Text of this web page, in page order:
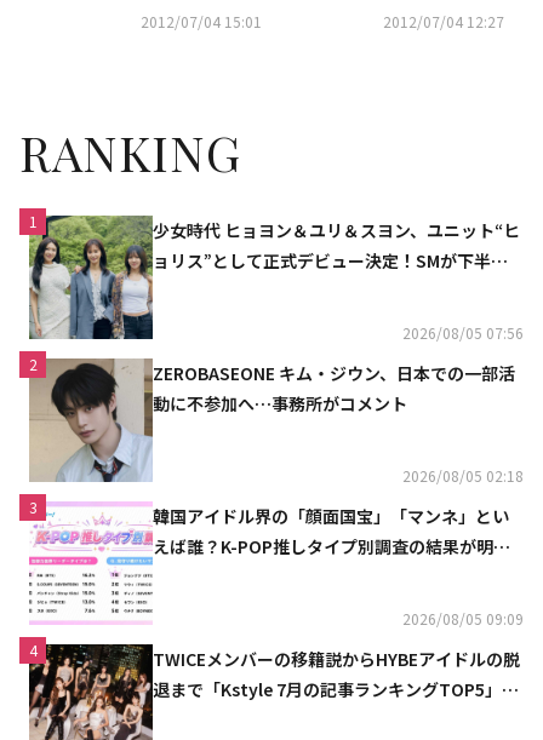
2012/07/04 15:01 2012/07/04 12:27
RANKING
1
少女時代 ヒョヨン＆ユリ＆スヨン、ユニット“ヒ
ョリス”として正式デビュー決定！SMが下半期
2026/08/05 07:56
2
ZEROBASEONE キム・ジウン、日本での一部活
動に不参加へ…事務所がコメント
2026/08/05 02:18
3
韓国アイドル界の「顔面国宝」「マンネ」とい
えば誰？K-POP推しタイプ別調査の結果が明ら
2026/08/05 09:09
4
TWICEメンバーの移籍説からHYBEアイドルの脱
退まで「Kstyle 7月の記事ランキングTOP5」を